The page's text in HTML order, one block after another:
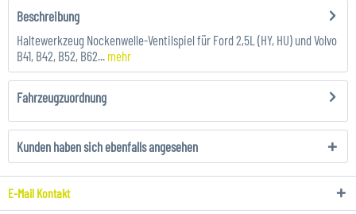
Beschreibung
Haltewerkzeug Nockenwelle-Ventilspiel für Ford 2,5L (HY, HU) und Volvo
B41, B42, B52, B62... mehr
Fahrzeugzuordnung
Kunden haben sich ebenfalls angesehen
E-Mail Kontakt